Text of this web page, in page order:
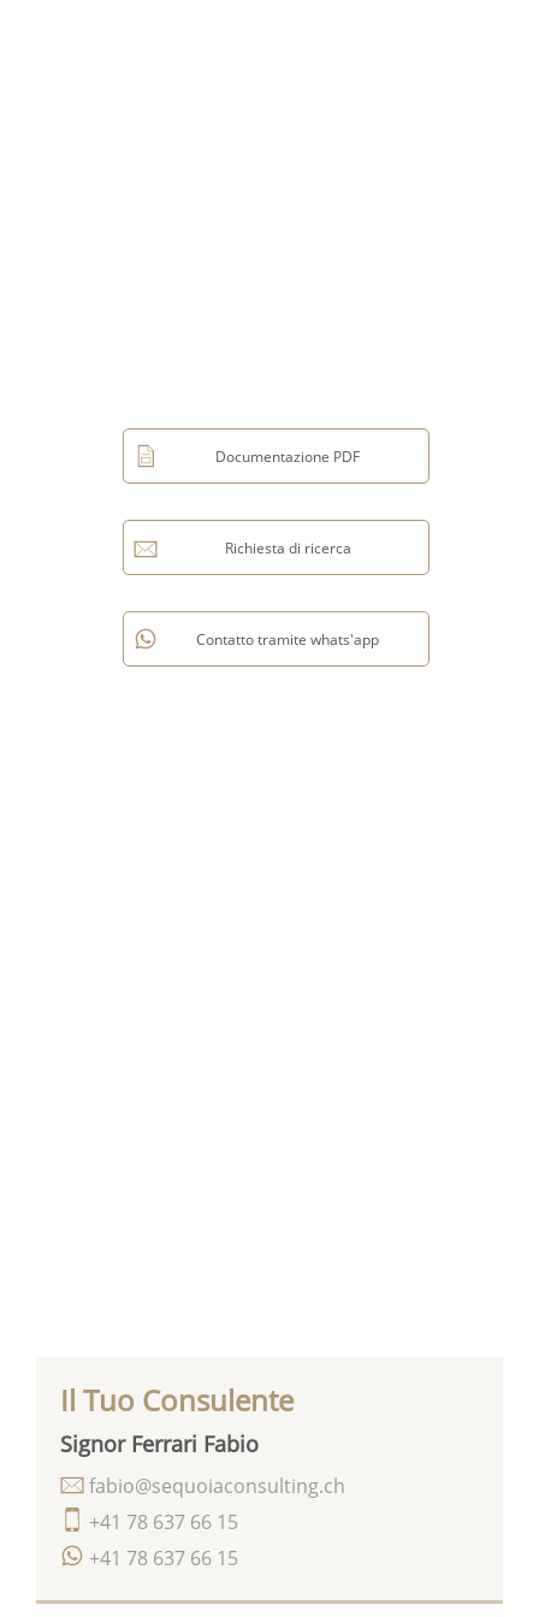
Il Tuo Consulente
Signor Ferrari Fabio
+41 78 637 66 15
+41 78 637 66 15
fabio@sequoiaconsulting.ch
Documentazione PDF
Richiesta di ricerca
Contatto tramite whats'app